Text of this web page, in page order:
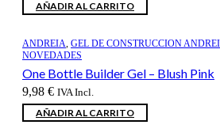
AÑADIR AL CARRITO
ANDREIA, GEL DE CONSTRUCCION
NOVEDADES
One Bottle Builder Gel – Blush Pink
9,98 € IVA Incl.
AÑADIR AL CARRITO